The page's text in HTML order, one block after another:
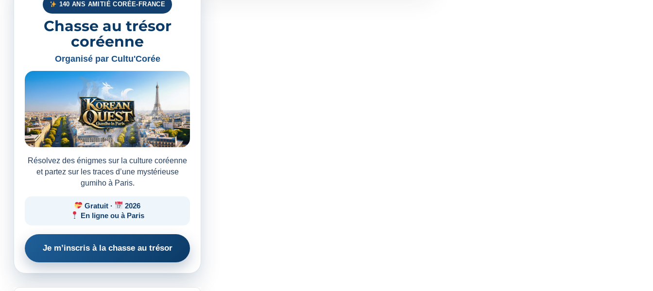
140 ANS AMITIÉ CORÉE-FRANCE
Chasse au trésor
coréenne
Organisé par Cultu'Corée
Résolvez des énigmes sur la culture coréenne
et partez sur les traces d’une mystérieuse
gumiho à Paris.
Gratuit ·
2026
En ligne ou à Paris
Je m’inscris à la chasse au trésor